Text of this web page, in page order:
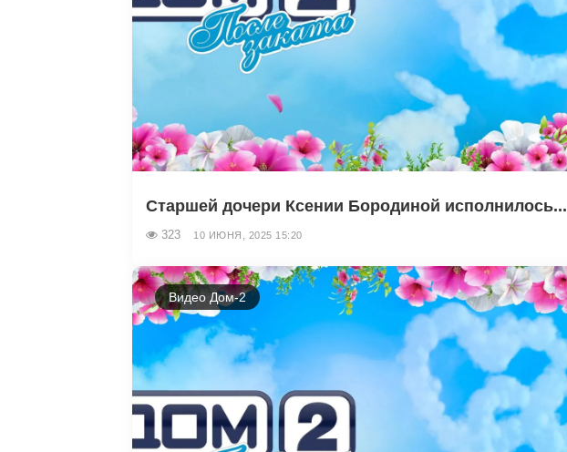
Старшей дочери Ксении Бородиной исполнилось...
323 10 ИЮНЯ, 2025 15:20
Видео Дом-2